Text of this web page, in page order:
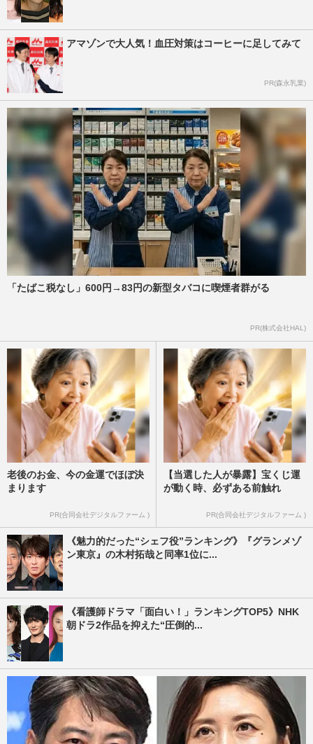
アマゾンで大人気！血圧対策はコーヒーに足してみて
PR(森永乳業)
「たばこ税なし」600円→83円の新型タバコに喫煙者群がる
PR(株式会社HAL)
老後のお金、今の金運でほぼ決
まります
PR(合同会社デジタルファーム )
【当選した人が暴露】宝くじ運
が動く時、必ずある前触れ
PR(合同会社デジタルファーム )
《魅力的だった“シェフ役”ランキング》『グランメゾ
ン東京』の木村拓哉と同率1位に...
《看護師ドラマ「面白い！」ランキングTOP5》NHK
朝ドラ2作品を抑えた“圧倒的...